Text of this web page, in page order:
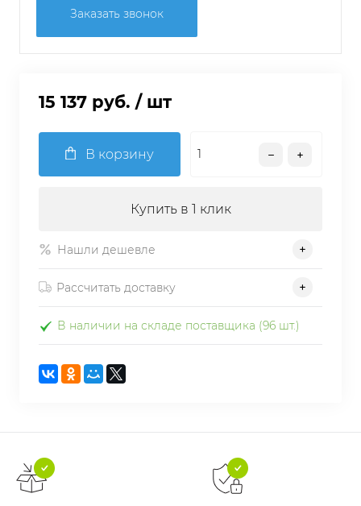
Заказать звонок
15 137 руб. / шт
В корзину
Купить в 1 клик
Нашли дешевле
Рассчитать доставку
В наличии на складе поставщика (96 шт.)